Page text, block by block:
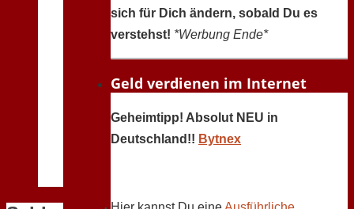
sich für Dich ändern, sobald Du es
verstehst! *Werbung Ende*
Geld verdienen im Internet
Geheimtipp! Absolut NEU in
Deutschland!! Bytnex